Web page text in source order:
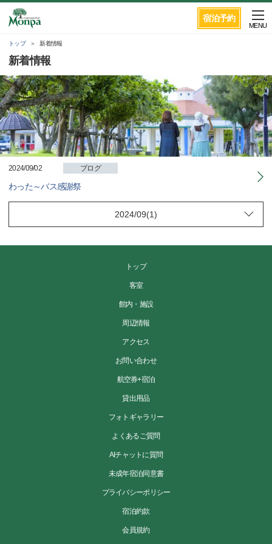
宿泊予約
MENU
トップ 新着情報
新着情報
2024/09/02 ブログ
わった～バス感謝祭
トップ
客室
館内・施設
周辺情報
アクセス
お問い合わせ
航空券+宿泊
貸出用品
フォトギャラリー
よくあるご質問
AIチャットに質問
未成年宿泊同意書
プライバシーポリシー
宿泊約款
会員規約